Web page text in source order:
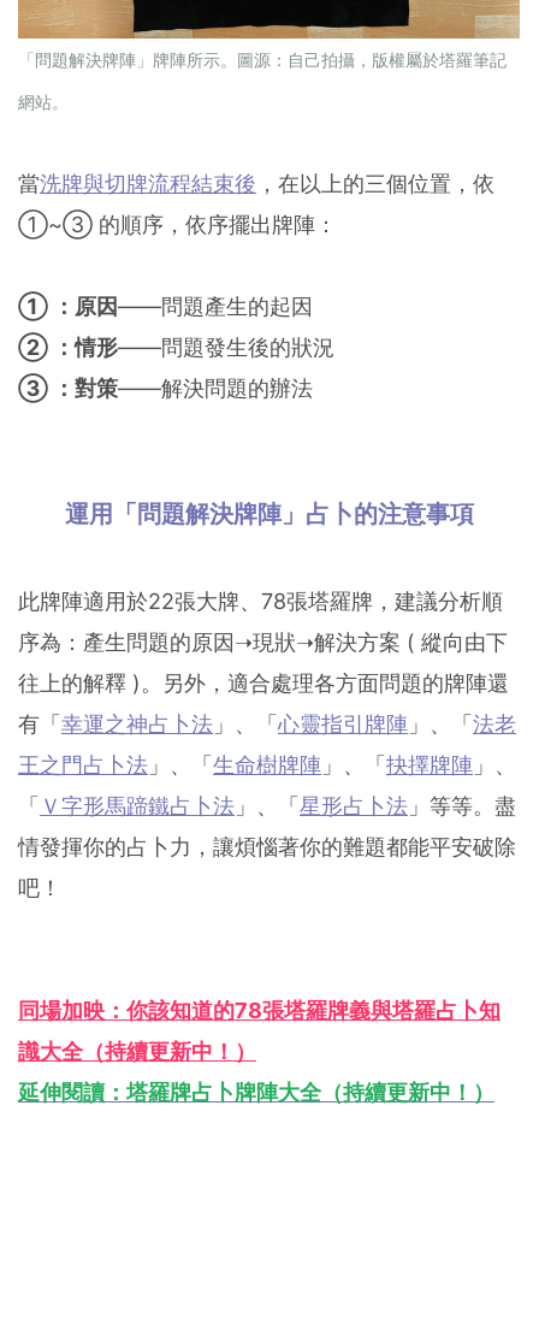
「問題解決牌陣」牌陣所示。圖源：自己拍攝，版權屬於塔羅筆記
網站。
當洗牌與切牌流程結束後 ，在以上的三個位置，依
①~③ 的順序，依序擺出牌陣：
① ：原因——問題產生的起因
② ：情形——問題發生後的狀況
③ ：對策——解決問題的辦法
運用「問題解決牌陣」占卜的注意事項
此牌陣適用於22張大牌、78張塔羅牌，建議分析順
序為：產生問題的原因➝現狀➝解決方案 ( 縱向由下
往上的解釋 )。另外，適合處理各方面問題的牌陣還
有「幸運之神占卜法 」、「心靈指引牌陣 」、「法老
王之門占卜法 」、「生命樹牌陣 」、「抉擇牌陣 」、
「 Ｖ字形馬蹄鐵占卜法 」、「星形占卜法 」等等。盡
情發揮你的占卜力，讓煩惱著你的難題都能平安破除
吧！
同場加映：你該知道的78張塔羅牌義與塔羅占卜知
識大全（持續更新中！）
延伸閱讀：塔羅牌占卜牌陣大全（持續更新中！）